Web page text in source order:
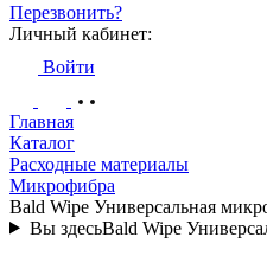
Перезвонить?
Личный кабинет:
Войти
Главная
Каталог
Расходные материалы
Микрофибра
Bald Wipe Универсальная
Вы здесьBald Wipe